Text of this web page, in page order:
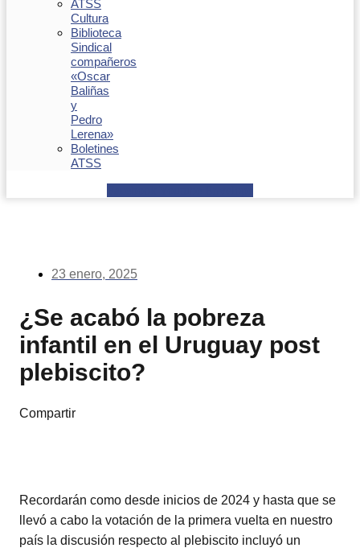
ATSS
Cultura
Biblioteca
Sindical
compañeros
«Oscar
Baliñas
y
Pedro
Lerena»
Boletines
ATSS
23 enero, 2025
¿Se acabó la pobreza
infantil en el Uruguay post
plebiscito?
Compartir
Recordarán como desde inicios de 2024 y hasta que se
llevó a cabo la votación de la primera vuelta en nuestro
país la discusión respecto al plebiscito incluyó un